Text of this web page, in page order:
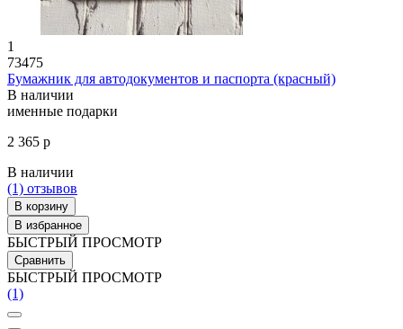
1
73475
Бумажник для автодокументов и паспорта (красный)
В наличии
именные подарки
2 365 р
В наличии
(1) отзывов
В корзину
В избранное
БЫСТРЫЙ ПРОСМОТР
Сравнить
БЫСТРЫЙ ПРОСМОТР
(1)